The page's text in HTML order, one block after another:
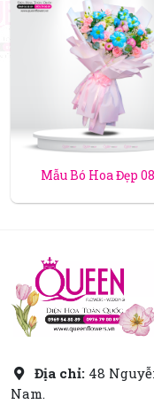
Mẫu Bó Hoa Đẹp
Địa chỉ: 48
Nam.